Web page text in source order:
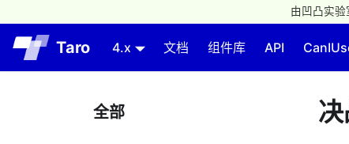
由凹凸实
Taro 4.x 文档 组件库 API
全部